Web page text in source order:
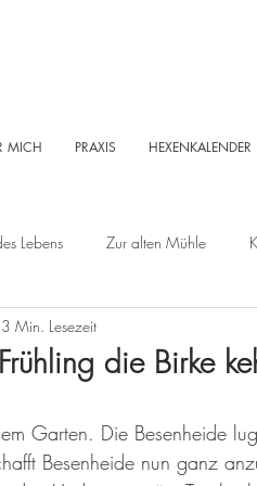
MICH PRAXIS HEXENKALENDER
Lebens Zur alten Mühle
Garten
die Birke
3 Min. Lesezeit
Garten. Die Besenheide
Besenheide nun ganz